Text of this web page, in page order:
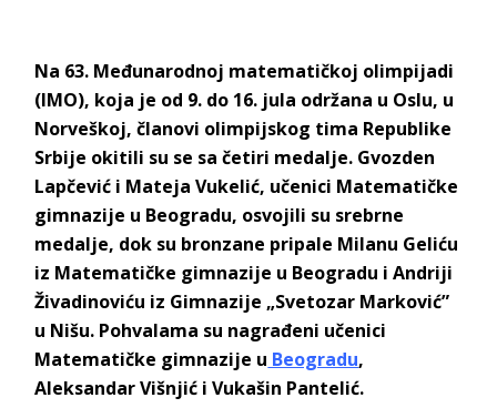
Na 63. Međunarodnoj matematičkoj olimpijadi
(IMO), koja je od 9. do 16. jula održana u Oslu, u
Norveškoj, članovi olimpijskog tima Republike
Srbije okitili su se sa četiri medalje. Gvozden
Lapčević i Mateja Vukelić, učenici Matematičke
gimnazije u Beogradu, osvojili su srebrne
medalje, dok su bronzane pripale Milanu Geliću
iz Matematičke gimnazije u Beogradu i Andriji
Živadinoviću iz Gimnazije „Svetozar Marković”
u Nišu. Pohvalama su nagrađeni učenici
Matematičke gimnazije u Beogradu,
Aleksandar Višnjić i Vukašin Pantelić.